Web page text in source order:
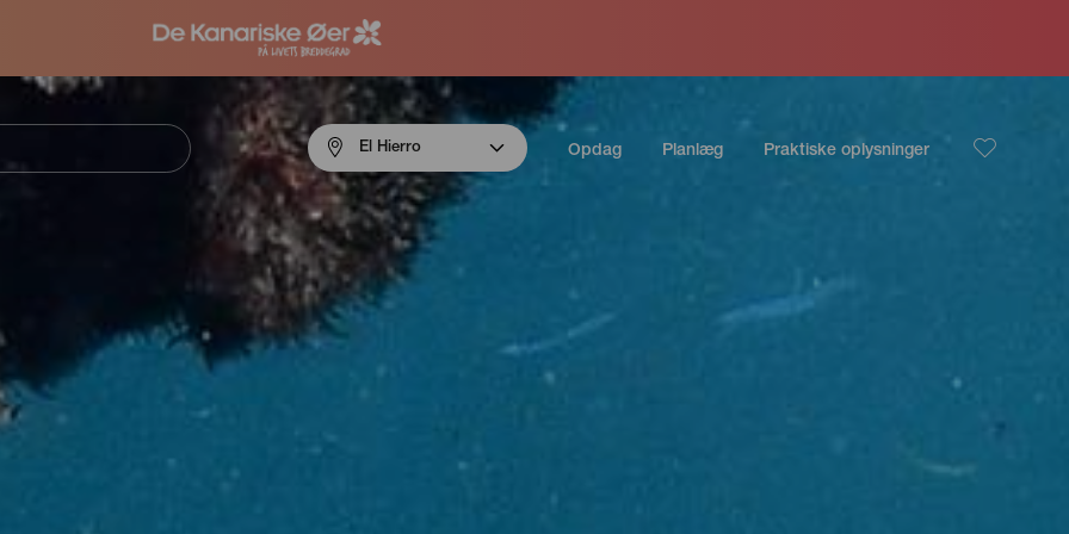
Menú
navigation
El
Hierro
El Hierro Opdag Planlæg Praktiske oplysninger